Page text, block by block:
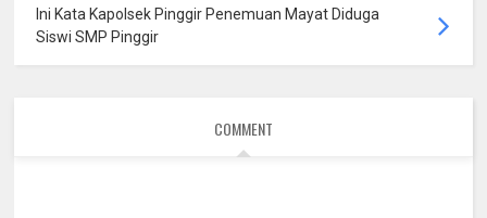
Ini Kata Kapolsek Pinggir Penemuan Mayat Diduga
Siswi SMP Pinggir
COMMENT